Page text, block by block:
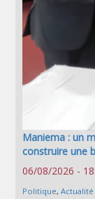
Maniema : un
construire une
06/08/2026 -
Politique, Actualité